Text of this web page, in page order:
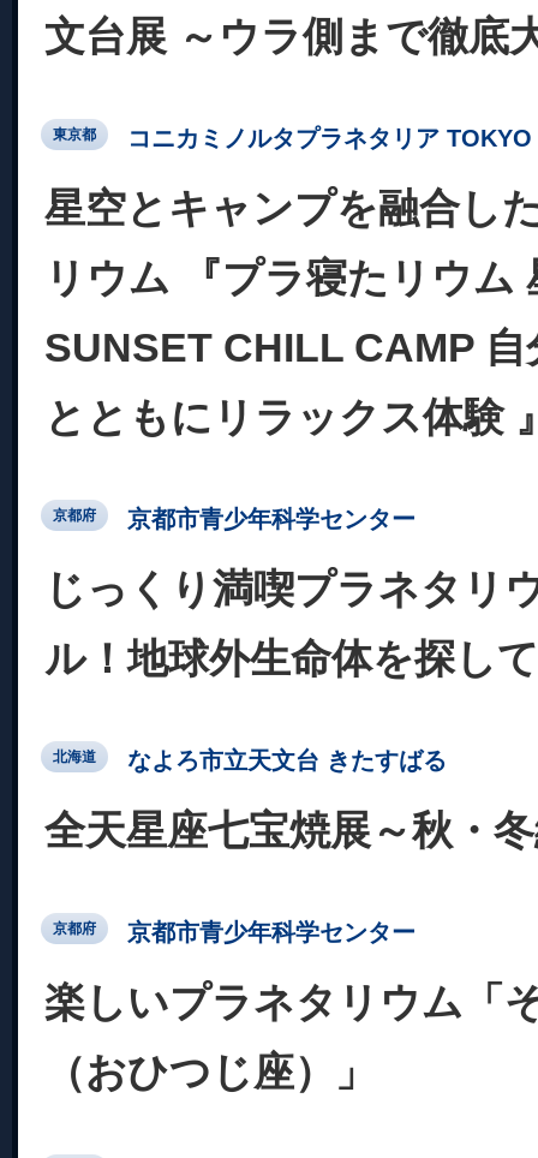
文台展 ～ウラ側まで徹底
東京都 コニカミノルタプラネタリア TOKYO
星空とキャンプを融合し
リウム 『プラ寝たリウム
SUNSET CHILL CAMP
とともにリラックス体験
京都府 京都市青少年科学センター
じっくり満喫プラネタリ
ル！地球外生命体を探し
北海道 なよろ市立天文台 きたすばる
全天星座七宝焼展～秋・
京都府 京都市青少年科学センター
楽しいプラネタリウム「
（おひつじ座）」